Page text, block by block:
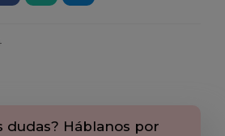
dudas? Háblanos por